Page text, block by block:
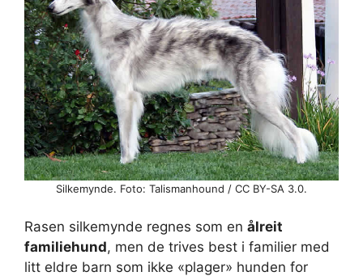
Silkemynde. Foto: Talismanhound / CC BY-SA 3.0.
Rasen silkemynde regnes som en ålreit
familiehund, men de trives best i familier med
litt eldre barn som ikke «plager» hunden for